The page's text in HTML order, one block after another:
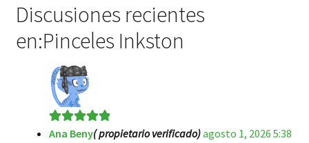
Discusiones recientes
en:Pinceles Inkston
Valorado en5
Ana Beny( propietario verificado)agosto 1, 2026 5:38